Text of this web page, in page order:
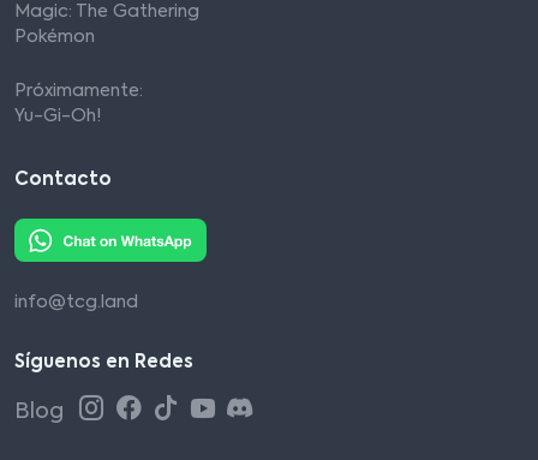
Magic: The Gathering
Pokémon
Próximamente:
Yu-Gi-Oh!
Contacto
info@tcg.land
Síguenos en Redes
Blog